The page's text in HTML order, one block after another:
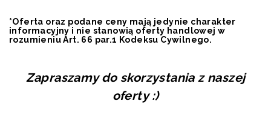
*Oferta oraz podane ceny mają jedynie charakter
informacyjny i nie stanowią oferty handlowej w
rozumieniu Art. 66 par.1 Kodeksu Cywilnego.
Zapraszamy do skorzystania z naszej
oferty:)